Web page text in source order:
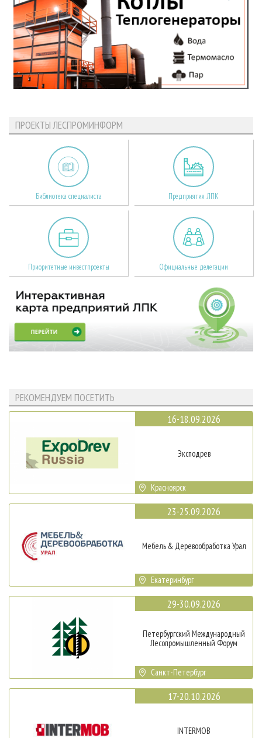
ПРОЕКТЫ ЛЕСПРОМИНФОРМ
Библиотека специалиста Предприятия ЛПК
Приоритетные инвестпроекты Официальные делегации
РЕКОМЕНДУЕМ ПОСЕТИТЬ
16-18.09.2026
Эксподрев
Красноярск
23-25.09.2026
Мебель & Деревообработка Урал
Екатеринбург
29-30.09.2026
Петербургский Международный
Лесопромышленный Форум
Санкт-Петербург
17-20.10.2026
INTERMOB